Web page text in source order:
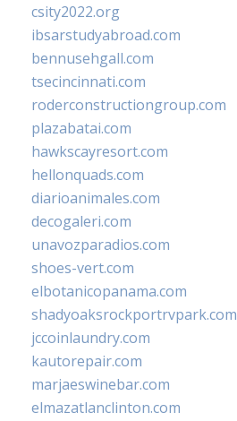
csity2022.org
ibsarstudyabroad.com
bennusehgall.com
tsecincinnati.com
roderconstructiongroup.com
plazabatai.com
hawkscayresort.com
hellonquads.com
diarioanimales.com
decogaleri.com
unavozparadios.com
shoes-vert.com
elbotanicopanama.com
shadyoaksrockportrvpark.com
jccoinlaundry.com
kautorepair.com
marjaeswinebar.com
elmazatlanclinton.com